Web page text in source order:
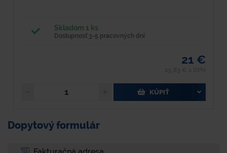
Skladom 1 ks
Dostupnosť 3-5 pracovných dní
21 €
KÚPIŤ
Dopytový formulár